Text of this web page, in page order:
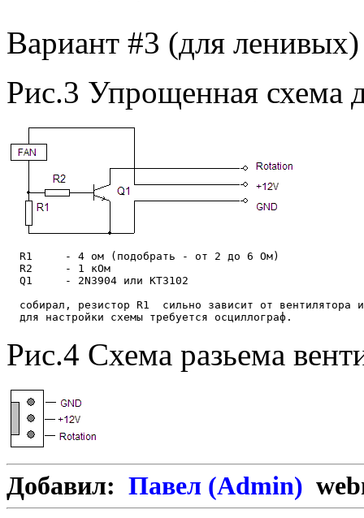
Вариант #3 (для ленивых)
Рис.3 Упрощенная схема
  R1     - 4 ом (подобрать - от 2 до 6 Ом)
  R2     - 1 кОм
  Q1     - 2N3904 или КТ3102
собирал, резистор R1  сильно зависит от вентилятора
Рис.4 Схема разьема
Добавил: Павел (Admin)